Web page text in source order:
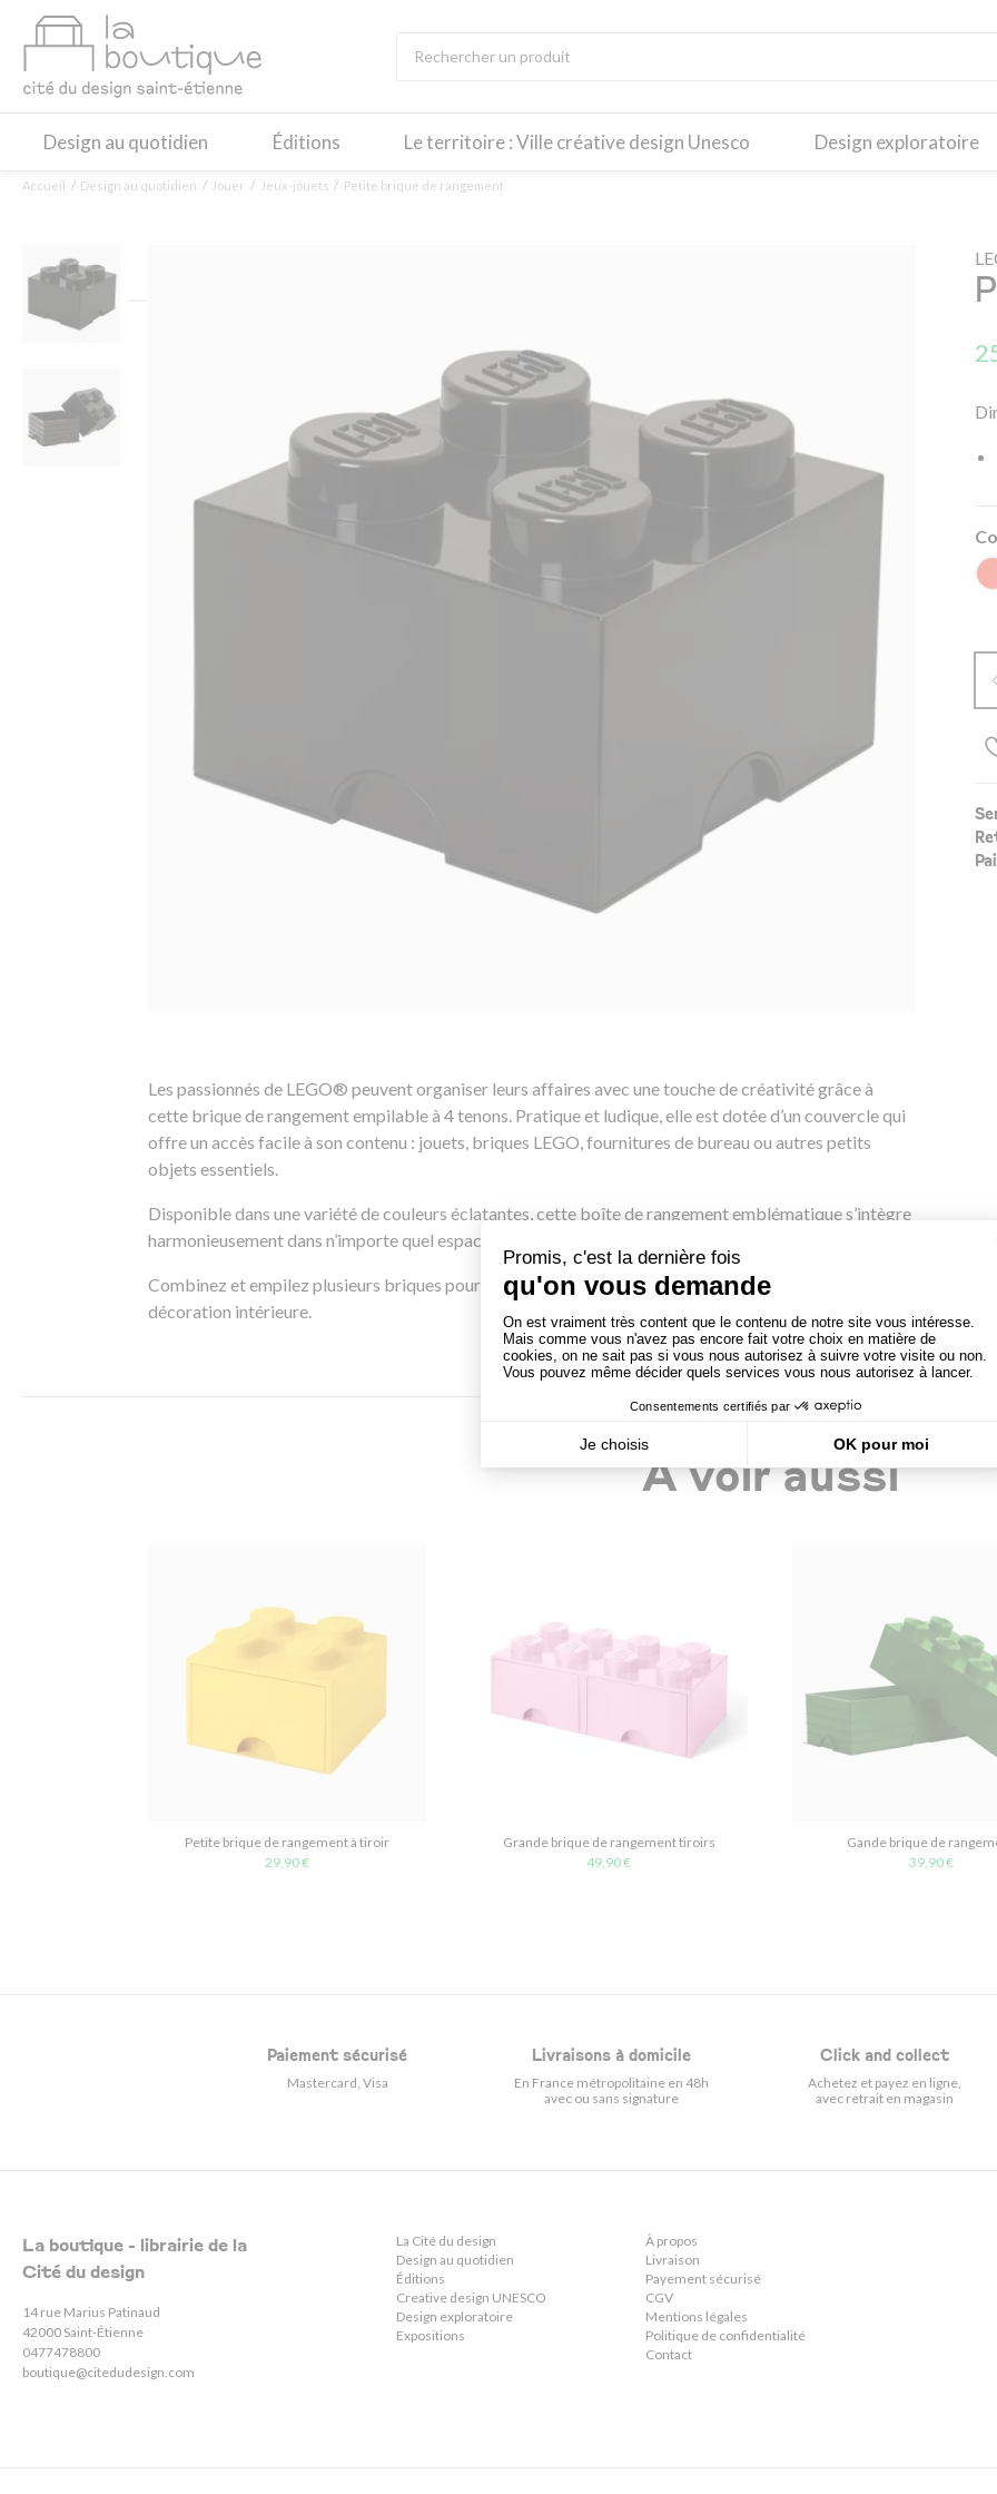
Design au quotidien Éditions Le territoire : Ville créative design Unesco Design exploratoire
Accueil Design au quotidien Jouer Jeux-jouets Petite brique de rangement
Les passionnés de LEGO® peuvent organiser leurs affaires avec une touche de créativité grâce à
cette brique de rangement empilable à 4 tenons. Pratique et ludique, elle est dotée d’un couvercle qui
offre un accès facile à son contenu : jouets, briques LEGO, fournitures de bureau ou autres petits
objets essentiels.
Disponible dans une variété de couleurs éclatantes, cette boîte de rangement emblématique s’intègre
harmonieusement dans n’importe quel espace, que ce soit à la maison ou au bureau.
Combinez et empilez plusieurs briques pour ajouter une note joyeuse et personnalisée à votre
décoration intérieure.
A voir aussi
Petite brique de rangement à tiroir
29,90 €
Grande brique de rangement tiroirs
49,90 €
Gande brique de
39,90 €
Paiement sécurisé
Mastercard, Visa
Livraisons à domicile
En France métropolitaine en 48h
avec ou sans signature
Click and collect
Achetez et payez en ligne,
avec retrait en magasin
La boutique - librairie de la
Cité du design
14 rue Marius Patinaud
42000 Saint-Étienne
0477478800
boutique@citedudesign.com
La Cité du design
Design au quotidien
Éditions
Creative design UNESCO
Design exploratoire
Expositions
À propos
Livraison
Payement sécurisé
CGV
Mentions légales
Politique de confidentialité
Contact